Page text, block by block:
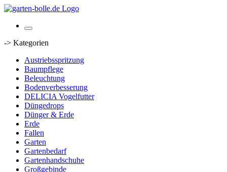
-> Kategorien
Austriebsspritzung
Baumpflege
Beleuchtung
Bodenverbesserung
DELICIA Vogelfutter
Düngedrops
Dünger & Erde
Erde
Fallen
Garten
Gartenbedarf
Gartenhandschuhe
Großgebinde